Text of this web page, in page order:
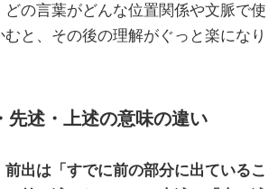
どの言葉がどんな位置関係や文脈で使
と、その後の理解がぐっと楽になり
先述・上述の意味の違い
出は「すでに前の部分に出ているこ